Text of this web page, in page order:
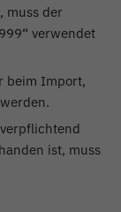
muss der
verwendet
beim Import,
ist, muss